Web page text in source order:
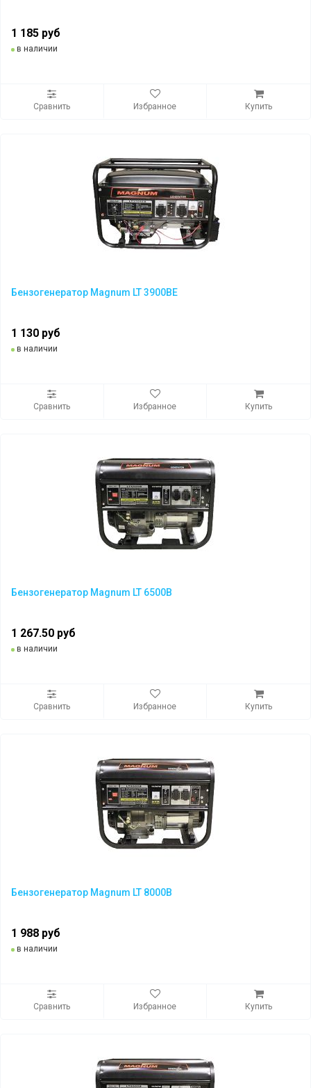
1 185 руб
в наличии
Сравнить Избранное Купить
Бензогенератор Magnum LT 3900BE
1 130 руб
в наличии
Сравнить Избранное Купить
Бензогенератор Magnum LT 6500B
1 267.50 руб
в наличии
Сравнить Избранное Купить
Бензогенератор Magnum LT 8000B
1 988 руб
в наличии
Сравнить Избранное Купить